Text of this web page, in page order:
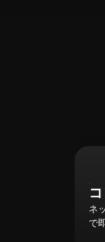
ネ
で